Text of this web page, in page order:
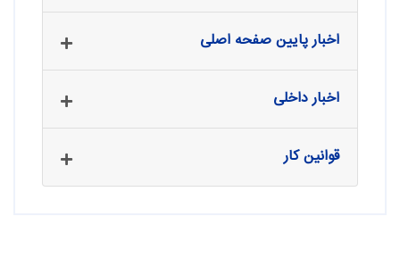
اخبار پایین صفحه اصلی
اخبار داخلی
قوانین کار